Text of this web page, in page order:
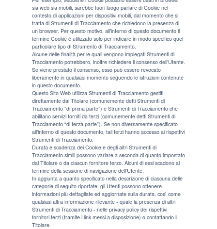
sia web sia mobili, sarebbe fuori luogo parlare di Cookie nel
contesto di applicazioni per dispositivi mobili, dal momento che si
tratta di Strumenti di Tracciamento che richiedono la presenza di
un browser. Per questo motivo, all’interno di questo documento il
termine Cookie è utilizzato solo per indicare in modo specifico quel
particolare tipo di Strumento di Tracciamento.
Alcune delle finalità per le quali vengono impiegati Strumenti di
Tracciamento potrebbero, inoltre richiedere il consenso dell’Utente.
Se viene prestato il consenso, esso può essere revocato
liberamente in qualsiasi momento seguendo le istruzioni contenute
in questo documento.
Questo Sito Web utilizza Strumenti di Tracciamento gestiti
direttamente dal Titolare (comunemente detti Strumenti di
Tracciamento “di prima parte”) e Strumenti di Tracciamento che
abilitano servizi forniti da terzi (comunemente detti Strumenti di
Tracciamento “di terza parte”). Se non diversamente specificato
all’interno di questo documento, tali terzi hanno accesso ai rispettivi
Strumenti di Tracciamento.
Durata e scadenza dei Cookie e degli altri Strumenti di
Tracciamento simili possono variare a seconda di quanto impostato
dal Titolare o da ciascun fornitore terzo. Alcuni di essi scadono al
termine della sessione di navigazione dell’Utente.
In aggiunta a quanto specificato nella descrizione di ciascuna delle
categorie di seguito riportate, gli Utenti possono ottenere
informazioni più dettagliate ed aggiornate sulla durata, così come
qualsiasi altra informazione rilevante - quale la presenza di altri
Strumenti di Tracciamento - nelle privacy policy dei rispettivi
fornitori terzi (tramite i link messi a disposizione) o contattando il
Titolare.